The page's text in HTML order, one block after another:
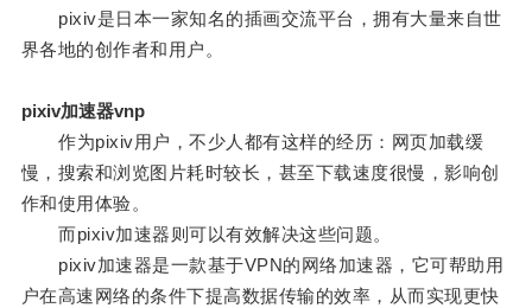
pixiv是日本一家知名的插画交流平台，拥有大量来自世
界各地的创作者和用户。
pixiv加速器vnp
作为pixiv用户，不少人都有这样的经历：网页加载缓
慢，搜索和浏览图片耗时较长，甚至下载速度很慢，影响创
作和使用体验。
而pixiv加速器则可以有效解决这些问题。
pixiv加速器是一款基于VPN的网络加速器，它可帮助用
户在高速网络的条件下提高数据传输的效率，从而实现更快